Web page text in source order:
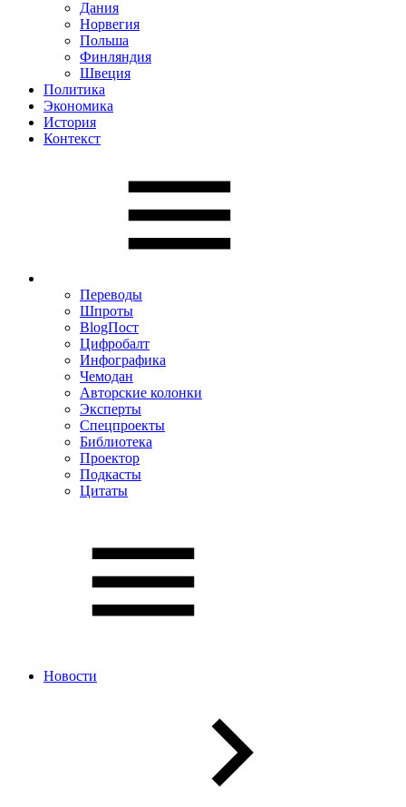
Дания
Норвегия
Польша
Финляндия
Швеция
Политика
Экономика
История
Контекст
Переводы
Шпроты
BlogПост
Цифробалт
Инфографика
Чемодан
Авторские колонки
Эксперты
Спецпроекты
Библиотека
Проектор
Подкасты
Цитаты
Новости